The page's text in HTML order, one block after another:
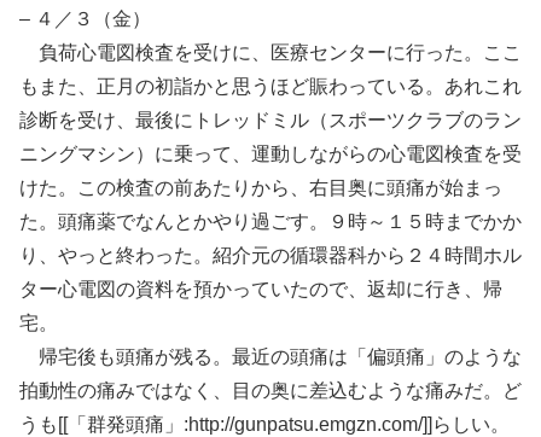
– ４／３（金）
負荷心電図検査を受けに、医療センターに行った。ここ
もまた、正月の初詣かと思うほど賑わっている。あれこれ
診断を受け、最後にトレッドミル（スポーツクラブのラン
ニングマシン）に乗って、運動しながらの心電図検査を受
けた。この検査の前あたりから、右目奥に頭痛が始まっ
た。頭痛薬でなんとかやり過ごす。９時～１５時までかか
り、やっと終わった。紹介元の循環器科から２４時間ホル
ター心電図の資料を預かっていたので、返却に行き、帰
宅。
帰宅後も頭痛が残る。最近の頭痛は「偏頭痛」のような
拍動性の痛みではなく、目の奥に差込むような痛みだ。ど
うも[[「群発頭痛」:http://gunpatsu.emgzn.com/]]らしい。